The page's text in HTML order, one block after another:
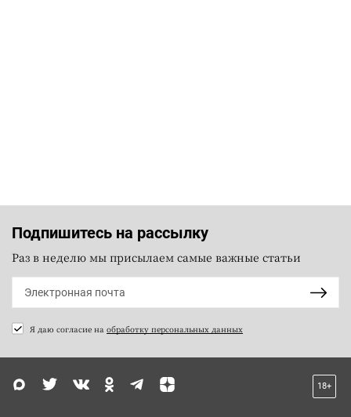
Подпишитесь на рассылку
Раз в неделю мы присылаем самые важные статьи
Я даю согласие на обработку персональных данных
18+